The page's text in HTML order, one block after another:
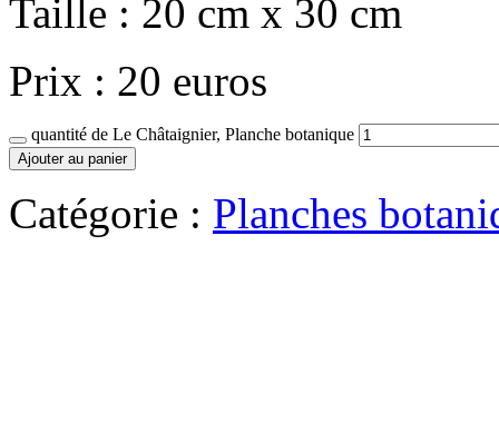
Taille : 20 cm x 30 cm
Prix : 20 euros
quantité de Le Châtaignier, Planche botanique
Ajouter au panier
Catégorie : Planches